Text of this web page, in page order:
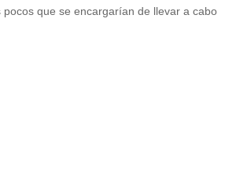
que se encargarían de llevar a cabo